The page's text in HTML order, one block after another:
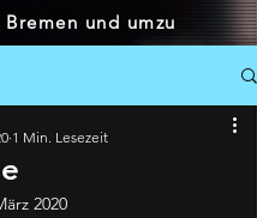
und umzu
1 Min. Lesezeit
2020